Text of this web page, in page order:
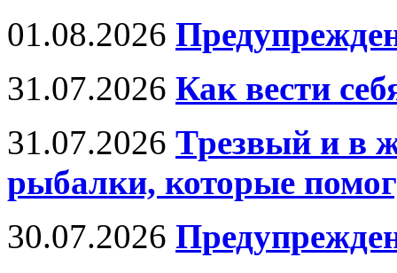
01.08.2026
31.07.2026 Как вести
31.07.2026 Трезвый и в
рыбалки, которые
30.07.2026